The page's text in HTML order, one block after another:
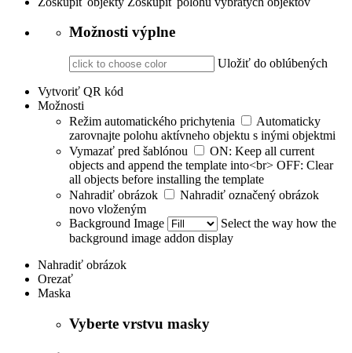
Možnosti výplne
Uložiť do oblúbených
Vytvoriť QR kód
Možnosti
Režim automatického prichytenia
Automaticky
zarovnajte polohu aktívneho objektu s inými objektmi
Vymazať pred šablónou
ON: Keep all current
objects and append the template into<br> OFF: Clear
all objects before installing the template
Nahradiť obrázok
Nahradiť označený obrázok
novo vloženým
Background Image
Select the way how the
background image addon display
Nahradiť obrázok
Orezať
Maska
Vyberte vrstvu masky